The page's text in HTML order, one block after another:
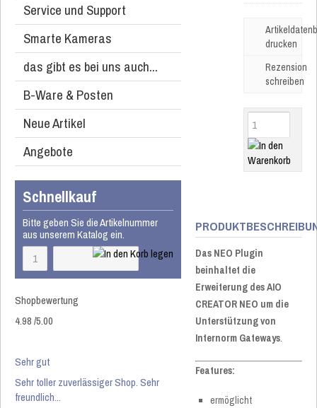
Service und Support
Smarte Kameras
das gibt es bei uns auch...
B-Ware & Posten
Neue Artikel
Angebote
Schnellkauf
Bitte geben Sie die Artikelnummer
aus unserem Katalog ein.
Shopbewertung
4.98/5.00
Sehr gut
Sehr toller zuverlässiger Shop. Sehr
freundlich...
drucken
Rezension
schreiben
Das NEO Plugin
beinhaltet die
Erweiterung des AIO
CREATOR NEO um die
Unterstützung von
Internorm Gateways.
Features:
ermöglicht